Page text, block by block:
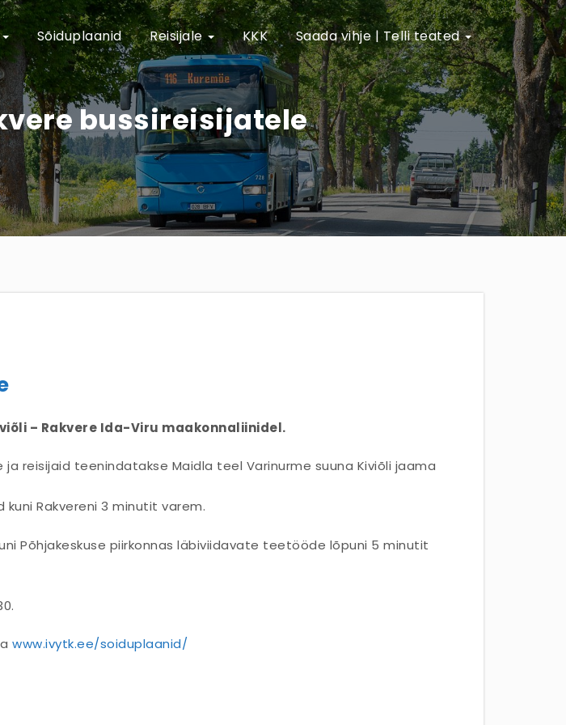
Sõiduplaanid Reisijale KKK Saada vihje | Telli teated
bussireisijatele
– Rakvere Ida-Viru maakonnaliinidel.
reisijaid teenindatakse Maidla teel Varinurme suuna Kiviõli jaama
Rakvereni 3 minutit varem.
Põhjakeskuse piirkonnas läbiviidavate teetööde lõpuni 5 minutit
www.ivytk.ee/soiduplaanid/